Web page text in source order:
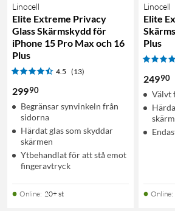
Linocell
Elite Extreme Privacy
Glass Skärmskydd för
iPhone 15 Pro Max och 16
Plus
4.5 (13)
29990
Begränsar synvinkeln från
sidorna
Härdat glas som skyddar
skärmen
Ytbehandlat för att stå emot
fingeravtryck
Online: 20+ st
Linocell
Elite
Plus
24990
Välvt
Online: